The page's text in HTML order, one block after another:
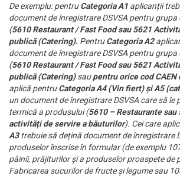
De exemplu: pentruCategoria A1 aplicanții
document de înregistrare DSVSA pentru grupa
(5610 Restaurant / Fast Food sau 5621
publică (Catering). PentruCategoria A2
document de înregistrare DSVSA pentru grupa
(5610 Restaurant / Fast Food sau 5621
publică (Catering)saupentru orice cod CAEN
aplică pentruCategoria A4 (Vin fiert) și A5
un document de înregistrare DSVSA care să le
termică a produsului (5610 – Restaurante sau
activități de servire a băuturilor). Cei care
A3trebuie să dețină document de înregistrare
produselor înscrise în formular (de exemplu
pâinii, prăjiturilor și a produselor proaspete de
Fabricarea sucurilor de fructe și legume sau